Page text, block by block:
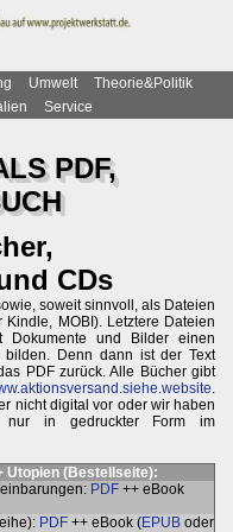
Umwelt
Theorie&Politik
Service
PDF,
CDs
soweit sinnvoll, als Dateien
MOBI). Letztere Dateien
und Bilder einen
bilden. Denn dann ist der Text
PDF zurück. Alle Bücher gibt
.
nicht digital vor oder wir haben
in gedruckter Form im
Utopien (Bestellseite):
PDF ++ eBook
PDF ++ eBook (EPUB oder